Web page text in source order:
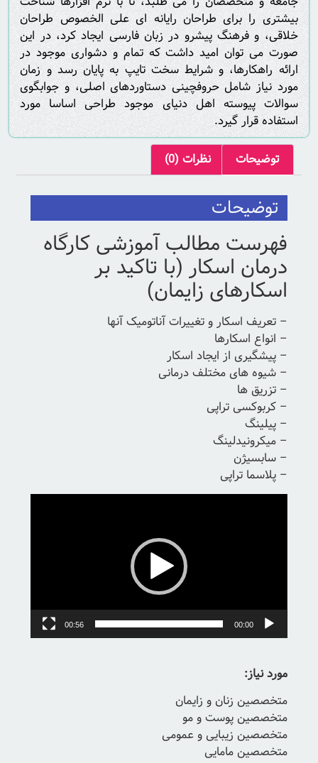
بیشتری را برای طراحان رایانه ای علی الخصوص طراحان
خلاقی، و فرهنگ پیشرو در زبان فارسی ایجاد کرد، در این
صورت می توان امید داشت که تمام و دشواری موجود در
ارائه راهکارها، و شرایط سخت تایپ به پایان رسد و زمان
مورد نیاز شامل حروفچینی دستاوردهای اصلی، و جوابگوی
سوالات پیوسته اهل دنیای موجود طراحی اساسا مورد
استفاده قرار گیرد.
توضیحات
نظرات (0)
توضیحات
فهرست مطالب آموزشی کارگاه
درمان اسکار (با تاکید بر
اسکارهای زایمان)
– تعریف اسکار و تغییرات آناتومیک آنها
– انواع اسکارها
– پیشگیری از ایجاد اسکار
– شیوه های مختلف درمانی
– تزریق ها
– کربوکسی تراپی
– پیلینگ
– میکرونیدلینگ
– سابسیژن
– پلاسما تراپی
00:00
00:56
مورد نیاز:
متخصصين زنان و زايمان
متخصصین پوست و مو
متخصصين زيبايى و عمومى
متخصصين مامايى